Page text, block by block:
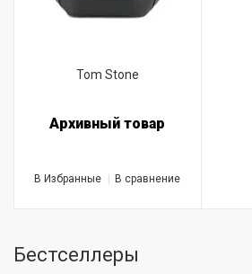
Tom Stone
Архивный товар
В Избранные В сравнение
Бестселлеры